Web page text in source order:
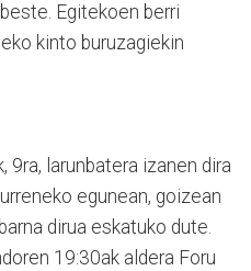
Egitekoen berri
kinto buruzagiekin
larunbatera izanen dira
egunean, goizean
dirua eskatuko dute.
19:30ak aldera Foru